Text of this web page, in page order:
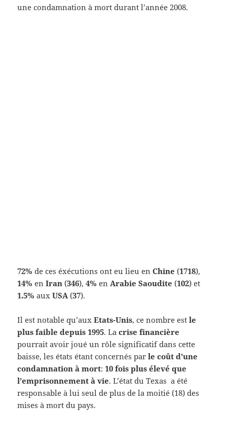
une condamnation à mort durant l’année 2008.
72% de ces éxécutions ont eu lieu enChine (1718),
14% enIran (346),4% enArabie Saoudite (102) et
1.5% auxUSA(37).
Il est notable qu’auxEtats-Unis, ce nombre estle
plus faible depuis 1995. Lacrise financière
pourrait avoir joué un rôle significatif dans cette
baisse, les états étant concernés parle coût d’une
condamnation à mort:10 fois plus élevé que
l’emprisonnement à vie. L’état du Texas a été
responsable à lui seul de plus de la moitié (18) des
mises à mort du pays.